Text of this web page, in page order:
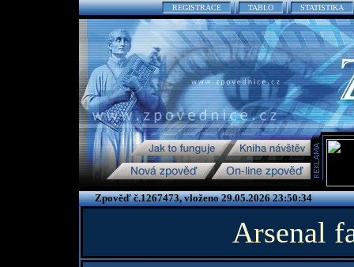
REGISTRACE TABLO STATISTIKA
Zpověď č.1267473, vloženo 29.05.2026 23:50:34
Arsenal